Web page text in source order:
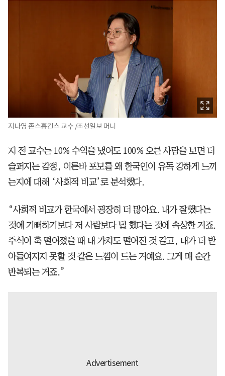
지나영 존스홉킨스 교수 /조선일보 머니
지 전 교수는 10% 수익을 냈어도 100% 오른 사람을 보면 더
슬퍼지는 감정, 이른바 포모를 왜 한국인이 유독 강하게 느끼
는지에 대해 ‘사회적 비교’로 분석했다.
“사회적 비교가 한국에서 굉장히 더 많아요. 내가 잘했다는
것에 기뻐하기보다 저 사람보다 덜 했다는 것에 속상한 거죠.
주식이 훅 떨어졌을 때 내 가치도 떨어진 것 같고, 내가 더 받
아들여지지 못할 것 같은 느낌이 드는 거예요. 그게 매 순간
반복되는 거죠.”